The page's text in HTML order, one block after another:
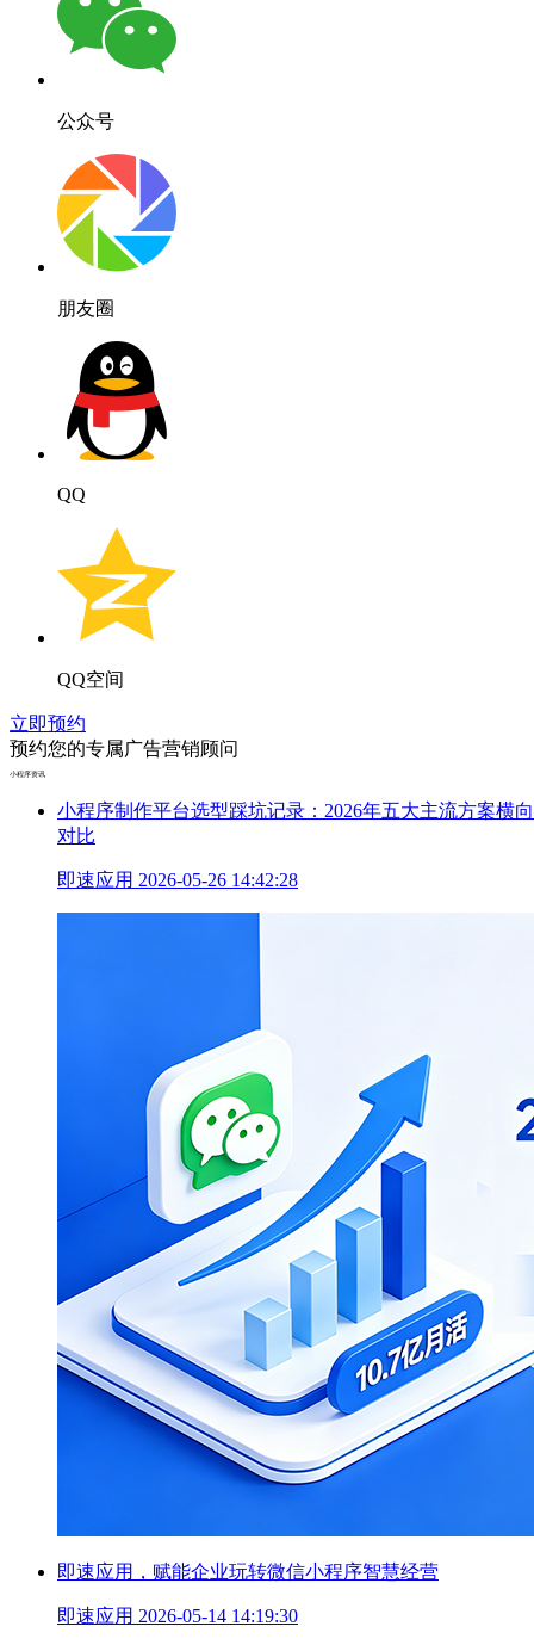
公众号
朋友圈
QQ
QQ空间
立即预约
预约您的专属广告营销顾问
小程序资讯
小程序制作平台选型踩坑记录：2026年五大主流方案横向
对比
即速应用 2026-05-26 14:42:28
即速应用，赋能企业玩转微信小程序智慧经营
即速应用 2026-05-14 14:19:30